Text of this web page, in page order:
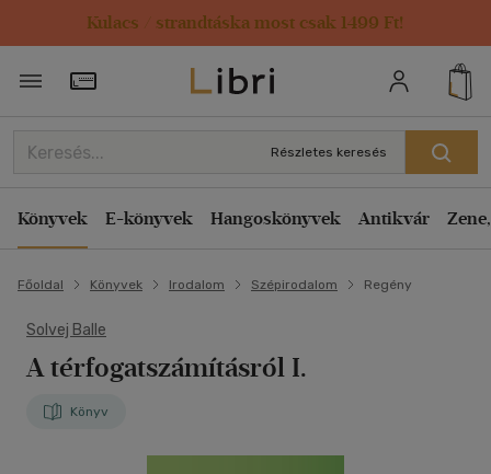
Kulacs / strandtáska most csak 1499 Ft!
Törzsvásárlói Kártya adatai
Részletes keresés
Könyvek E-könyvek Hangoskönyvek Antikvár
Főoldal Könyvek Irodalom Szépirodalom Regény
Solvej Balle
A térfogatszámításról I.
Könyv